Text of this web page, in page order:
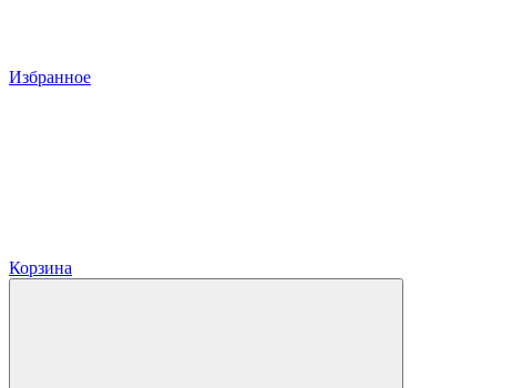
Избранное
Корзина